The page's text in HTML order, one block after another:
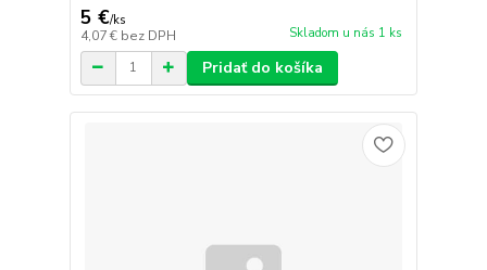
5 €/ks
4,07 € bez DPH Skladom u nás 1 ks
Pridať do košíka